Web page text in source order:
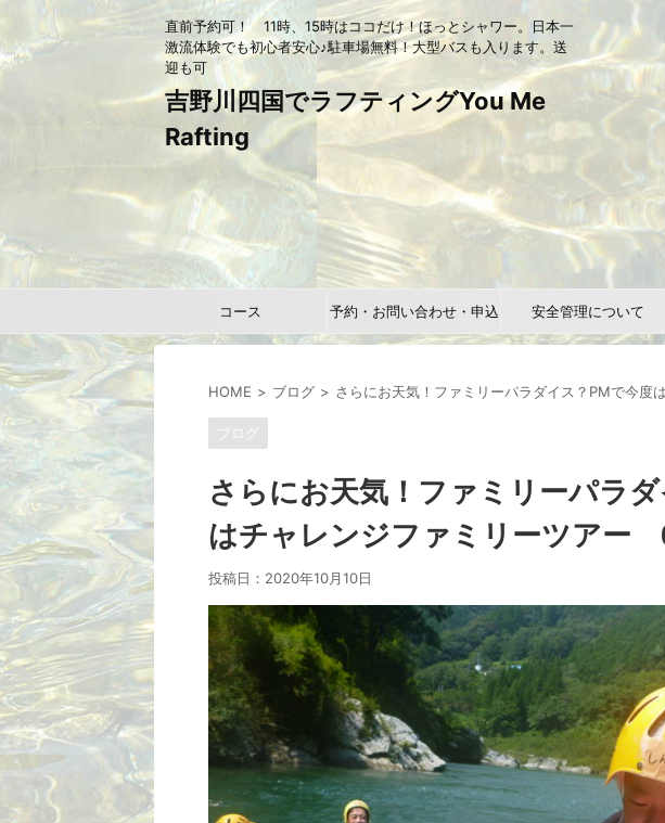
直前予約可！ 11時、15時はココだけ！ほっとシャワー。日本一
激流体験でも初心者安心♪駐車場無料！大型バスも入ります。送
迎も可
吉野川四国でラフティングYou Me
Rafting
コース 予約・お問い合わせ・申込 安全管理について
HOME ブログ さらにお天気！ファミリーパラダイス？PMで今
ブログ
さらにお天気！ファミリーパラ
はチャレンジファミリーツアー
投稿日： 2020年10月10日